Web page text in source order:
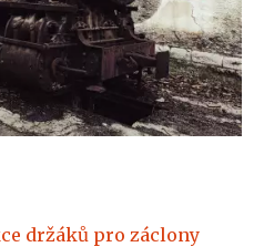
držáků pro záclony